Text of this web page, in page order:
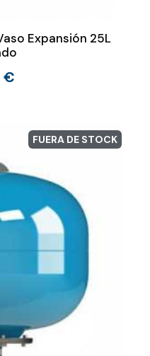
Expansión 25L
€
FUERA DE STOCK